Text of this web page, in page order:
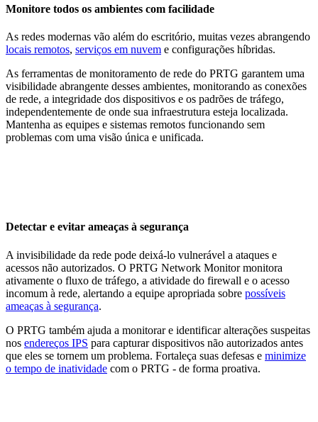
Monitore todos os ambientes com facilidade
As redes modernas vão além do escritório, muitas vezes abrangendo
locais remotos, serviços em nuvem e configurações híbridas.
As ferramentas de monitoramento de rede do PRTG garantem uma
visibilidade abrangente desses ambientes, monitorando as conexões
de rede, a integridade dos dispositivos e os padrões de tráfego,
independentemente de onde sua infraestrutura esteja localizada.
Mantenha as equipes e sistemas remotos funcionando sem
problemas com uma visão única e unificada.
Detectar e evitar ameaças à segurança
A invisibilidade da rede pode deixá-lo vulnerável a ataques e
acessos não autorizados. O PRTG Network Monitor monitora
ativamente o fluxo de tráfego, a atividade do firewall e o acesso
incomum à rede, alertando a equipe apropriada sobre possíveis
ameaças à segurança.
O PRTG também ajuda a monitorar e identificar alterações suspeitas
nos endereços IPS para capturar dispositivos não autorizados antes
que eles se tornem um problema. Fortaleça suas defesas e minimize
o tempo de inatividade com o PRTG - de forma proativa.